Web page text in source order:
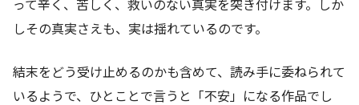
って辛く、苦しく、救いのない真実を突き付けます。しか
しその真実さえも、実は揺れているのです。
結末をどう受け止めるのかも含めて、読み手に委ねられて
いるようで、ひとことで言うと「不安」になる作品でし